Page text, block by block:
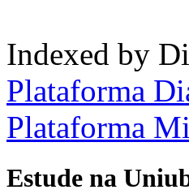
Indexed by
Plataforma
Plataforma
Estude na